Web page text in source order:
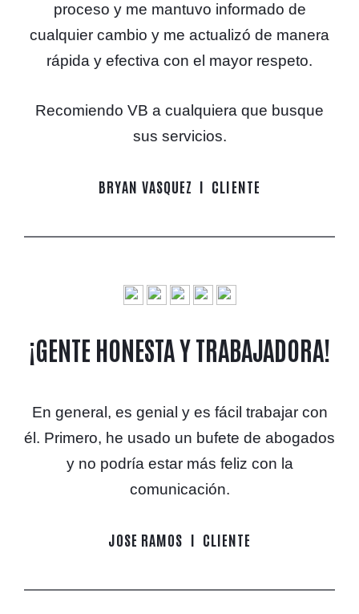
proceso y me mantuvo informado de
cualquier cambio y me actualizó de manera
rápida y efectiva con el mayor respeto.
Recomiendo VB a cualquiera que busque
sus servicios.
BRYAN VASQUEZ CLIENTE
¡GENTE HONESTA Y TRABAJADORA!
En general, es genial y es fácil trabajar con
él. Primero, he usado un bufete de abogados
y no podría estar más feliz con la
comunicación.
JOSE RAMOS CLIENTE